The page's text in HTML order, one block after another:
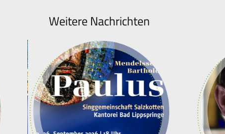
Weitere Nachrichten